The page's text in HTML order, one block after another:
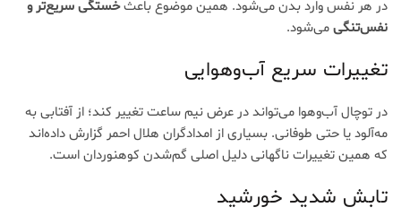
در هر نفس وارد بدن می‌شود. همین موضوع باعثخستگی سریع‌تر و
نفس‌تنگیمی‌شود.
تغییرات سریع آب‌وهوایی
در توچال آب‌وهوا می‌تواند در عرض نیم ساعت تغییر کند؛ از آفتابی به
مه‌آلود یا حتی طوفانی. بسیاری از امدادگران هلال احمر گزارش داده‌اند
که همین تغییرات ناگهانی دلیل اصلی گم‌شدن کوهنوردان است.
تابش شدید خورشید